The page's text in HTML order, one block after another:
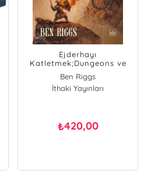
Ejderhayı
Katletmek;Dungeons ve
Ben Riggs
İthaki Yayınları
₺420,00